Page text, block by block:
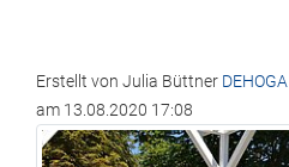
Erstellt von Julia Büttner
am 13.08.2020 17:08